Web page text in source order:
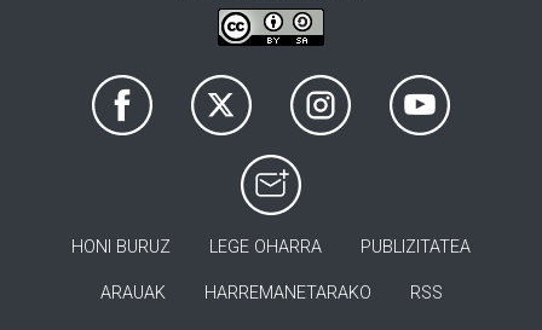
HONI BURUZ LEGE OHARRA PUBLIZITATEA
ARAUAK HARREMANETARAKO RSS